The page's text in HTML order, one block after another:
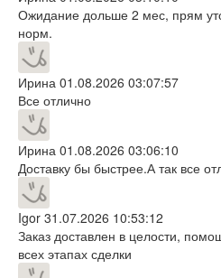
Ожидание дольше 2 мес, прям
норм.
Ирина 01.08.2026 03:07:57
Все отлично
Ирина 01.08.2026 03:06:10
Доставку бы быстрее.А так все
Igor 31.07.2026 10:53:12
Заказ доставлен в целости,
всех этапах сделки